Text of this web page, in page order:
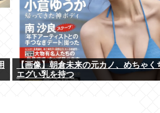
【画像】朝倉未来の元カノ、めちゃく
エグい乳を持つ